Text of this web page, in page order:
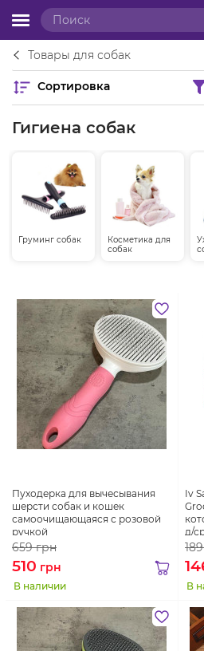
Товары для собак
Сортировка
Гигиена собак
Груминг собак
Косметика для
собак
Пуходерка для вычесывания
шерсти собак и кошек
самоочищающаяся с розовой
ручкой
659грн
510 грн
В наличии
Iv
д/
189
В